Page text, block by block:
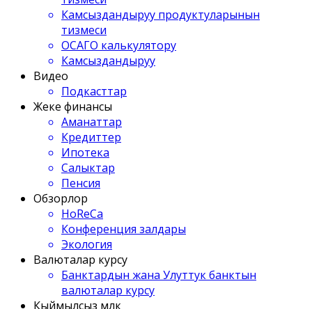
Камсыздандыруу продуктуларынын
тизмеси
ОСАГО калькулятору
Камсыздандыруу
Видео
Подкасттар
Жеке финансы
Аманаттар
Кредиттер
Ипотека
Салыктар
Пенсия
Обзорлор
HoReCa
Конференция залдары
Экология
Валюталар курсу
Банктардын жана Улуттук банктын
валюталар курсу
Кыймылсыз мүлк